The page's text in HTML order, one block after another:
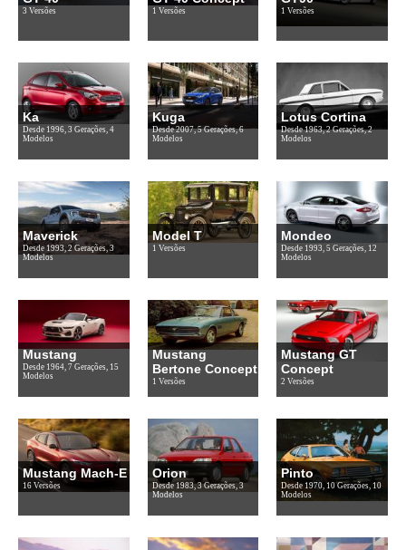
3 Versões 1 Versões 1 Versões
Ka
Desde 1996, 3 Gerações, 4
Modelos
Kuga
Desde 2007, 5 Gerações, 6
Modelos
Lotus Cortina
Desde 1963, 2 Gerações, 2
Modelos
Maverick
Desde 1993, 2 Gerações, 3
Modelos
Model T
1 Versões
Mondeo
Desde 1993, 5 Gerações, 12
Modelos
Mustang
Desde 1964, 7 Gerações, 15
Modelos
Mustang
Bertone Concept
1 Versões
Mustang GT
Concept
2 Versões
Mustang Mach-E
16 Versões
Orion
Desde 1983, 3 Gerações, 3
Modelos
Pinto
Desde 1970, 10 Gerações, 10
Modelos